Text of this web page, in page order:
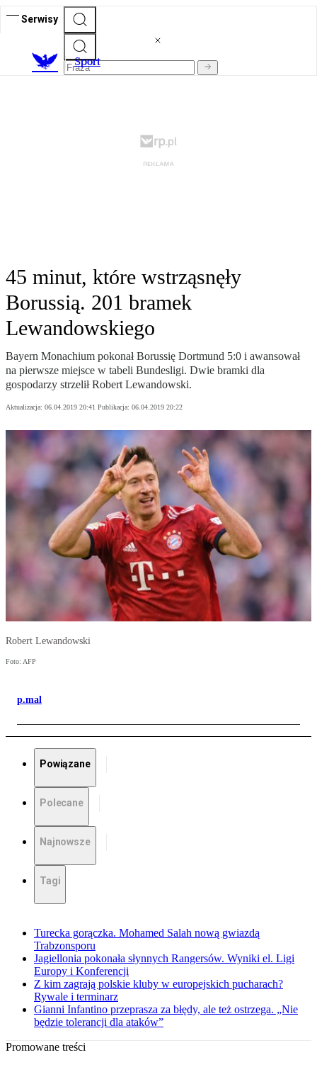
Serwisy
Sport
45 minut, które wstrząsnęły
Borussią. 201 bramek
Lewandowskiego
Bayern Monachium pokonał Borussię Dortmund 5:0 i awansował
na pierwsze miejsce w tabeli Bundesligi. Dwie bramki dla
gospodarzy strzelił Robert Lewandowski.
Aktualizacja: 06.04.2019 20:41 Publikacja: 06.04.2019 20:22
Robert Lewandowski
Foto: AFP
p.mal
Powiązane
Polecane
Najnowsze
Tagi
Turecka gorączka. Mohamed Salah nową gwiazdą
Trabzonsporu
Jagiellonia pokonała słynnych Rangersów. Wyniki el. Ligi
Europy i Konferencji
Z kim zagrają polskie kluby w europejskich pucharach?
Rywale i terminarz
Gianni Infantino przeprasza za błędy, ale też ostrzega. „Nie
będzie tolerancji dla ataków”
Promowane treści